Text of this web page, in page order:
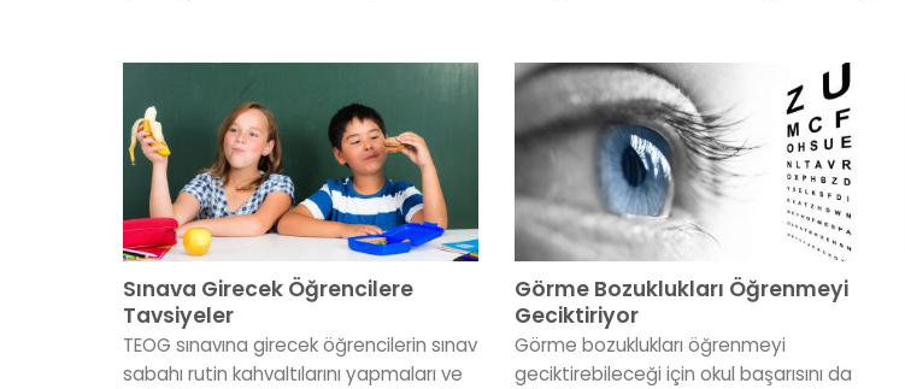
Sınava Girecek Öğrencilere
Tavsiyeler
TEOG sınavına girecek öğrencilerin sınav
sabahı rutin kahvaltılarını yapmaları ve
Görme Bozuklukları Öğrenmeyi
Geciktiriyor
Görme bozuklukları öğrenmeyi
geciktirebileceği için okul başarısını da